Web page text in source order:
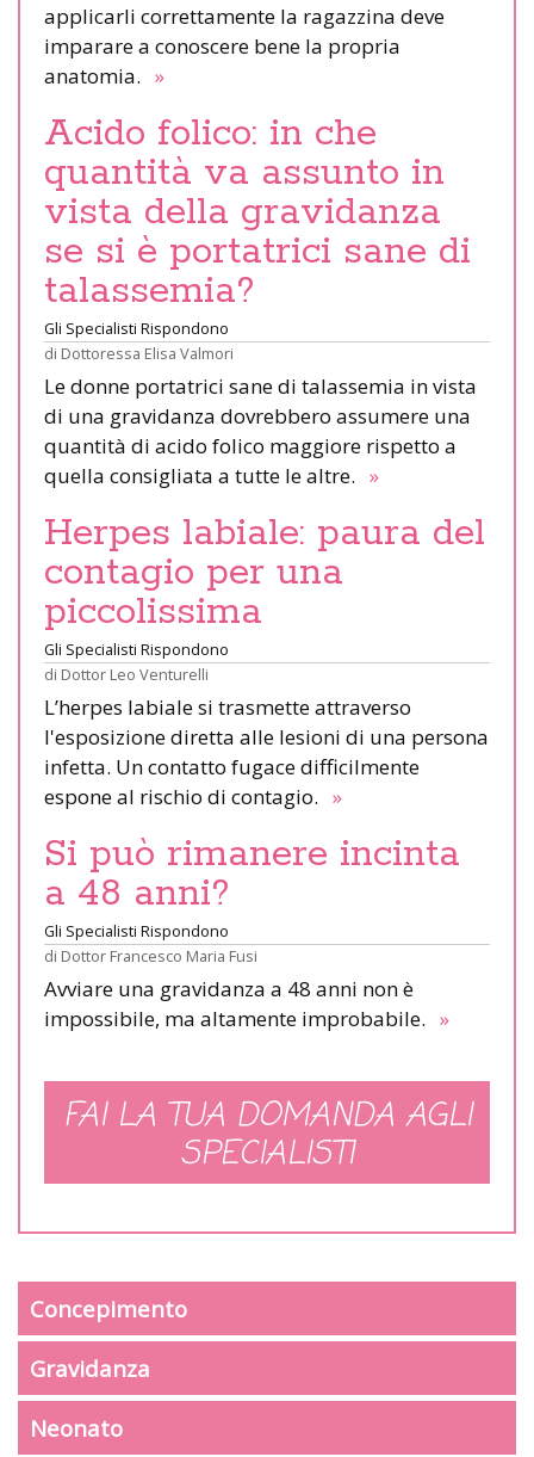
applicarli correttamente la ragazzina deve
imparare a conoscere bene la propria
anatomia. »
Acido folico: in che
quantità va assunto in
vista della gravidanza
se si è portatrici sane di
talassemia?
Gli Specialisti Rispondono
di Dottoressa Elisa Valmori
Le donne portatrici sane di talassemia in vista
di una gravidanza dovrebbero assumere una
quantità di acido folico maggiore rispetto a
quella consigliata a tutte le altre. »
Herpes labiale: paura del
contagio per una
piccolissima
Gli Specialisti Rispondono
di Dottor Leo Venturelli
L’herpes labiale si trasmette attraverso
l'esposizione diretta alle lesioni di una persona
infetta. Un contatto fugace difficilmente
espone al rischio di contagio. »
Si può rimanere incinta
a 48 anni?
Gli Specialisti Rispondono
di Dottor Francesco Maria Fusi
Avviare una gravidanza a 48 anni non è
impossibile, ma altamente improbabile. »
FAI LA TUA DOMANDA AGLI
SPECIALISTI
Concepimento
Gravidanza
Neonato